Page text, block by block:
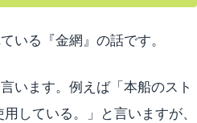
いる『金網』の話です。
います。例えば「本船のスト
している。」と言いますが、